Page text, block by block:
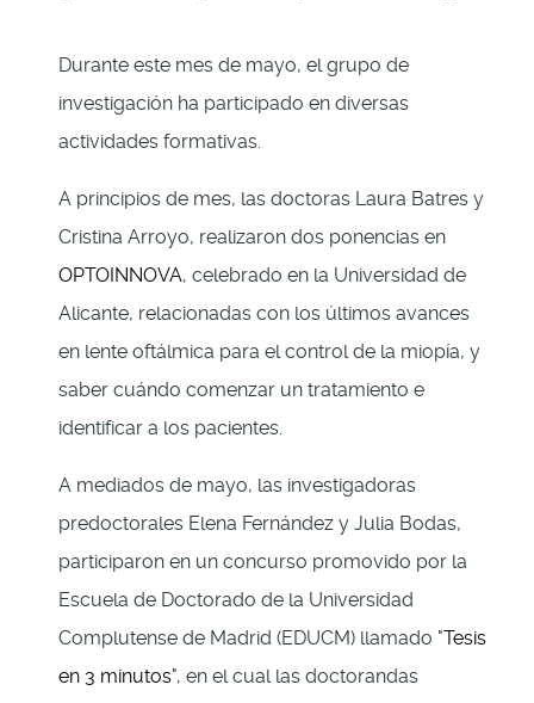
Durante este mes de mayo, el grupo de
investigación ha participado en diversas
actividades formativas.
A principios de mes, las doctoras Laura Batres y
Cristina Arroyo, realizaron dos ponencias en
OPTOINNOVA, celebrado en la Universidad de
Alicante, relacionadas con los últimos avances
en lente oftálmica para el control de la miopía, y
saber cuándo comenzar un tratamiento e
identificar a los pacientes.
A mediados de mayo, las investigadoras
predoctorales Elena Fernández y Julia Bodas,
participaron en un concurso promovido por la
Escuela de Doctorado de la Universidad
Complutense de Madrid (EDUCM) llamado "Tesis
en 3 minutos", en el cual las doctorandas